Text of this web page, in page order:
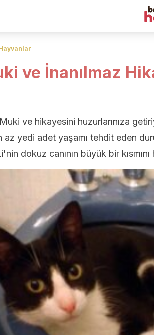
ve İnanılmaz
ve hikayesini huzurlarınıza
az yedi adet yaşamı tehdit eden
dokuz canının büyük bir kısmını